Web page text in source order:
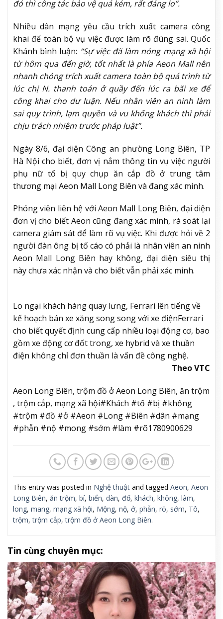
đó thì công tác bảo vệ quá kém, rất đáng lo”.
Nhiều dân mạng yêu cầu trích xuất camera công
khai để toàn bộ vụ việc được làm rõ đúng sai. Quốc
Khánh bình luận: “Sự việc đã làm nóng mạng xã hội
từ hôm qua đến giờ, tốt nhất là phía Aeon Mall nên
nhanh chóng trích xuất camera toàn bộ quá trình từ
lúc chị N. thanh toán ở quầy đến lúc ra bãi xe để
công khai cho dư luận. Nếu nhân viên an ninh làm
sai quy trình, lạm quyền và vu khống khách thì phải
chịu trách nhiệm trước pháp luật”.
Ngày 8/6, đại diện Công an phường Long Biên, TP
Hà Nội cho biết, đơn vị nắm thông tin vụ việc người
phụ nữ tố bị quy chụp ăn cắp đồ ở trung tâm
thương mại Aeon Mall Long Biên và đang xác minh.
Phóng viên liên hệ với Aeon Mall Long Biên, đại diện
đơn vị cho biết Aeon cũng đang xác minh, rà soát lại
camera giám sát để làm rõ vụ việc. Khi được hỏi về 2
người đàn ông bị tố cáo có phải là nhân viên an ninh
Aeon Mall Long Biên hay không, đại diện siêu thị
này chưa xác nhận và cho biết vẫn phải xác minh.
Lo ngại khách hàng quay lưng, Ferrari lên tiếng về
kế hoạch bán xe xăng song song với xe điệnFerrari
cho biết quyết định cung cấp nhiều loại động cơ, bao
gồm xe động cơ đốt trong, xe hybrid và xe thuần
điện không chỉ đơn thuần là vấn đề công nghệ.
Theo VTC
Aeon Long Biên, trộm đồ ở Aeon Long Biên, ăn trộm
, trộm cắp, mạng xã hội#Khách #tố #bị #khống
#trộm #đồ #ở #Aeon #Long #Biên #dân #mạng
#phẫn #nộ #mong #sớm #làm #rõ1780900629
This entry was posted in Nghệ thuật and tagged Aeon, Aeon
Long Biên, ăn trộm, bí, biển, dàn, đố, khách, không, làm,
long, mang, mạng xã hội, Mộng, nộ, ở, phẫn, rõ, sớm, Tô,
trộm,trộm cắp,trộm đồ ở Aeon Long Biên.
Tin cùng chuyên mục: